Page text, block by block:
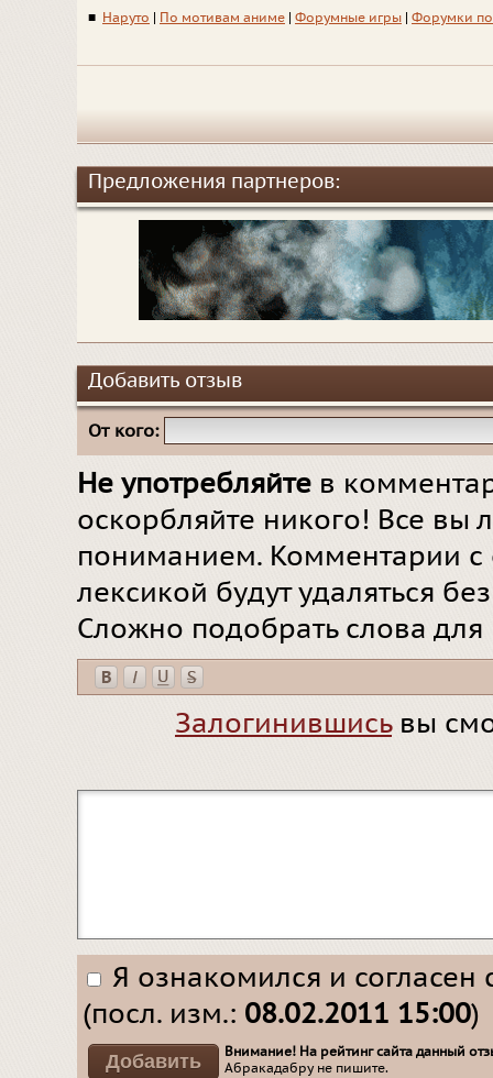
■ Наруто По мотивам аниме Форумные игры Форумки
Предложения партнеров:
Добавить отзыв
От кого:
Не употребляйте в
оскорбляйте никого! Все вы
пониманием. Комментарии
лексикой будут удаляться
Сложно подобрать слова
Залогинившисьвы
Я ознакомился и согласен
(посл. изм.: 08.02.2011 15:00)
Внимание! На рейтинг сайта данный
Абракадабру не пишите.